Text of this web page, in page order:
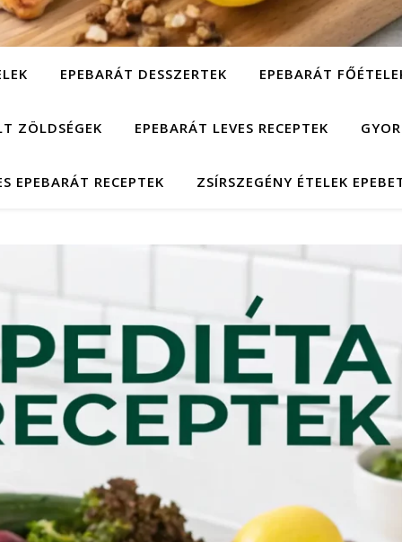
EPEBARÁT DESSZERTEK EPEBARÁT
ZÖLDSÉGEK EPEBARÁT LEVES RECEPTEK
EPEBARÁT RECEPTEK ZSÍRSZEGÉNY ÉTELEK